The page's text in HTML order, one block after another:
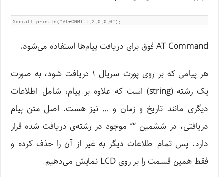
Serial1.println("AT+CNMI=2,2,0,0,0");
AT Command فوق برای دریافت پیام‌ها استفاده می‌شود.
هر پیامی ‌که بر روی پورت سریال ۱ دریافت شود، به صورت
یک رشته (string) است که علاوه بر پیام، شامل اطلاعات
دیگری مانند تاریخ و زمان و … نیز هست. اصل متن پیام
دریافتی، در ششمین “” موجود در رشته‌ی دریافت شده قرار
دارد. پس تمام اطلاعات دیگر به غیر از آن را حذف کرده و
فقط همین قسمت را بر روی LCD نمایش می‌دهیم.